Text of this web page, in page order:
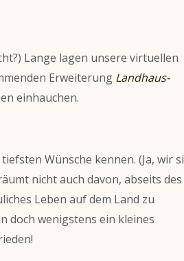
Lange lagen unsere virtuellen
Erweiterung Landhaus-
einhauchen.
Wünsche kennen. (Ja, wir
nicht auch davon, abseits des
Leben auf dem Land zu
doch wenigstens ein kleines